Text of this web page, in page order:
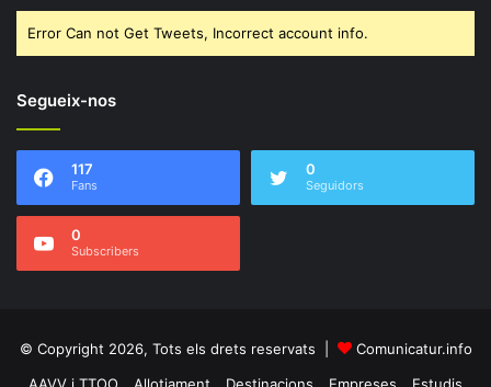
Error Can not Get Tweets, Incorrect account info.
Segueix-nos
117
Fans
0
Seguidors
0
Subscribers
© Copyright 2026, Tots els drets reservats |
Comunicatur.info